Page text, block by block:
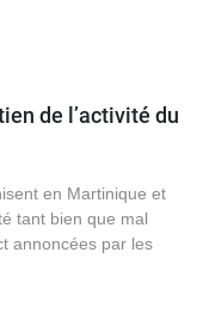
de l’activité du
en Martinique et
tant bien que mal
annoncées par les